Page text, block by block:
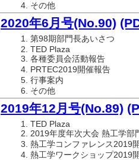
その他
2020年6月号(No.90)
第98期部門長あいさつ
TED Plaza
各種委員会活動報告
PRTEC2019開催報告
行事案内
その他
2019年12月号(No.89)
TED Plaza
2019年度年次大会 熱工学部
熱工学コンファレンス2019
熱工学ワークショップ2019